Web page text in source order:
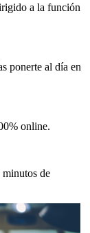
a la función
ponerte al día en
online.
de